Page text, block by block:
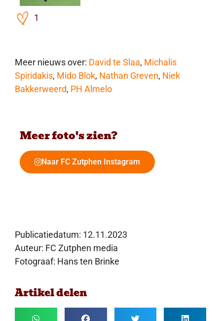
1
Meer nieuws over: David te Slaa, Michalis
Spiridakis, Mido Blok, Nathan Greven, Niek
Bakkerweerd, PH Almelo
Meer foto's zien?
Naar FC Zutphen Instagram
Publicatiedatum: 12.11.2023
Auteur: FC Zutphen media
Fotograaf: Hans ten Brinke
Artikel delen